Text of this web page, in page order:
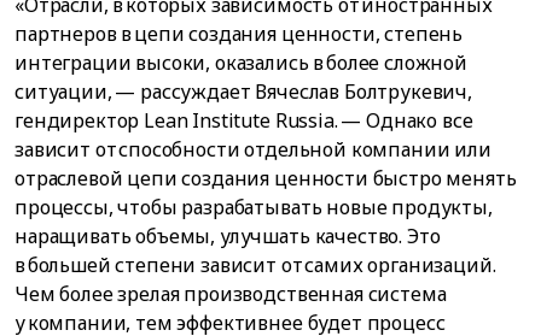
партнеров в цепи создания ценности, степень
интеграции высоки, оказались в более сложной
ситуации, — рассуждает Вячеслав Болтрукевич,
гендиректор Lean Institute Russia. — Однако все
зависит от способности отдельной компании или
отраслевой цепи создания ценности быстро менять
процессы, чтобы разрабатывать новые продукты,
наращивать объемы, улучшать качество. Это
в большей степени зависит от самих организаций.
Чем более зрелая производственная система
у компании, тем эффективнее будет процесс